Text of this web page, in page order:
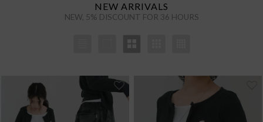
NEW ARRIVALS
NEW, 5% DISCOUNT FOR 36 HOURS